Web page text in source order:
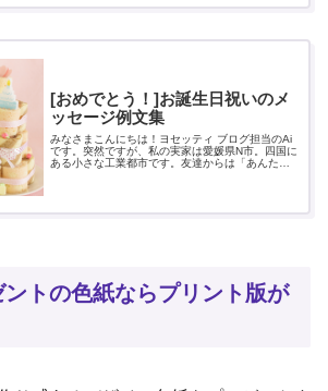
[おめでとう！]お誕生日祝いのメ
ッセージ例文集
みなさまこんにちは！ヨセッティ ブログ担当のAi
です。突然ですが、私の実家は愛媛県N市。四国に
ある小さな工業都市です。友達からは「あんたの
トの色紙ならプリント版が